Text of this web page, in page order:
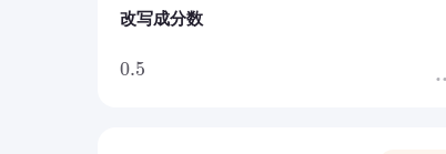
改写成分数
0.5